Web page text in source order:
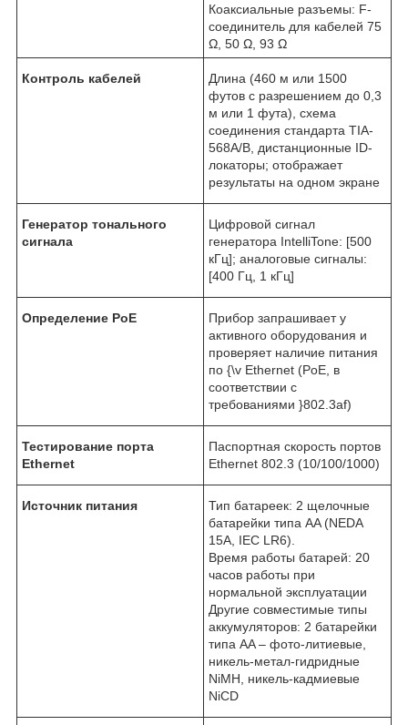
Коаксиальные разъемы: F-
соединитель для кабелей 75
Ω, 50 Ω, 93 Ω
Контроль кабелей
Длина (460 м или 1500
футов с разрешением до 0,3
м или 1 фута), схема
соединения стандарта TIA-
568A/B, дистанционные ID-
локаторы; отображает
результаты на одном экране
Генератор тонального
сигнала
Цифровой сигнал
генератора IntelliTone: [500
кГц]; аналоговые сигналы:
[400 Гц, 1 кГц]
Определение PoE
Прибор запрашивает у
активного оборудования и
проверяет наличие питания
по {\v Ethernet (PoE, в
соответствии с
требованиями }802.3af)
Тестирование порта
Ethernet
Паспортная скорость портов
Ethernet 802.3 (10/100/1000)
Источник питания
Тип батареек: 2 щелочные
батарейки типа AA (NEDA
15A, IEC LR6).
Время работы батарей: 20
часов работы при
нормальной эксплуатации
Другие совместимые типы
аккумуляторов: 2 батарейки
типа AA – фото-литиевые,
никель-метал-гидридные
NiMH, никель-кадмиевые
NiCD